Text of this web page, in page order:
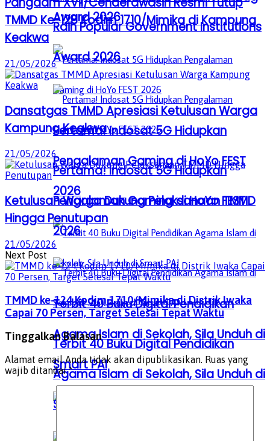
Award 2026
Pertama! Indosat 5G Hidupkan
Pengalaman Gaming di HoYo FEST
2026
Terbit 40 Buku Digital Pendidikan
Agama Islam di Sekolah, Sila Unduh di
Smart PAI
Raih Popular Government Institutions
Award 2026
Pertama! Indosat 5G Hidupkan
Pengalaman Gaming di HoYo FEST
2026
Terbit 40 Buku Digital Pendidikan
Agama Islam di Sekolah, Sila Unduh di
Smart PAI
TMMD Ke-128 Kodim 1710/Mimika di Kampung
Keakwa
21/05/2026
Dansatgas TMMD Apresiasi Ketulusan Warga
Kampung Keakwa
21/05/2026
Ketulusan Warga Dukung Pelaksanaan TMMD
Hingga Penutupan
21/05/2026
Next Post
TMMD ke-124 Kodim 1710/Mimika di Distrik Iwaka
Capai 70 Persen, Target Selesai Tepat Waktu
Tinggalkan Balasan
Alamat email Anda tidak akan dipublikasikan. Ruas yang
wajib ditandai*